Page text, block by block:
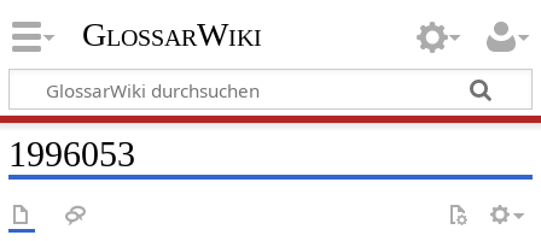
GlossarWiki
1996053